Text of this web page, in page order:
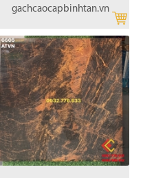
gachcaocapbinhtan.vn